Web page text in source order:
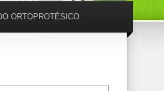
ORTOPROTÉSICO